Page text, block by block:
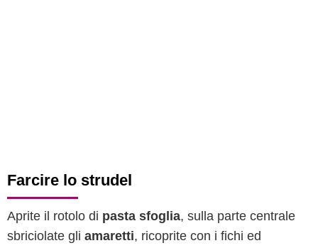
Farcire lo strudel
Aprite il rotolo di pasta sfoglia, sulla parte centrale
sbriciolate gli amaretti, ricoprite con i fichi ed